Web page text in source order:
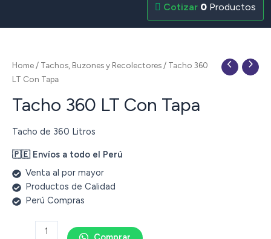
0 Productos
Home / Tachos, Buzones y Recolectores / Tacho 360
LT Con Tapa
Tacho 360 LT Con Tapa
Tacho de 360 Litros
🇵🇪 Envíos a todo el Perú
Venta al por mayor
Productos de Calidad
Perú Compras